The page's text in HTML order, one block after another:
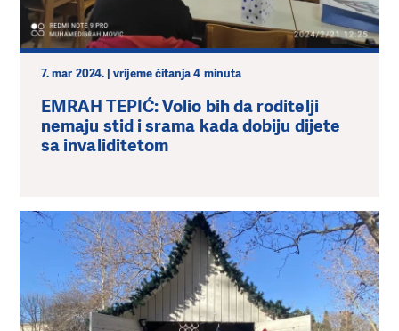
7. mar 2024. | vrijeme čitanja 4 minuta
EMRAH TEPIĆ: Volio bih da roditelji
nemaju stid i srama kada dobiju dijete
sa invaliditetom